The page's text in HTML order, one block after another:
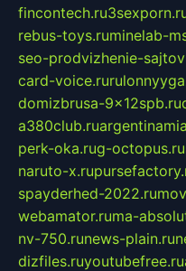
fincontech.ru
rebus-toys.ruminelab-
seo-prodvizhenie-
card-voice.ru
domizbrusa-9x12spb.ru
a380club.ru
perk-oka.rug-octopus.ru
naruto-x.ru
spayderhed-2022.ru
webamator.ruma-
nv-750.runews-plain.ru
dizfiles.ruyoutubefree.ru